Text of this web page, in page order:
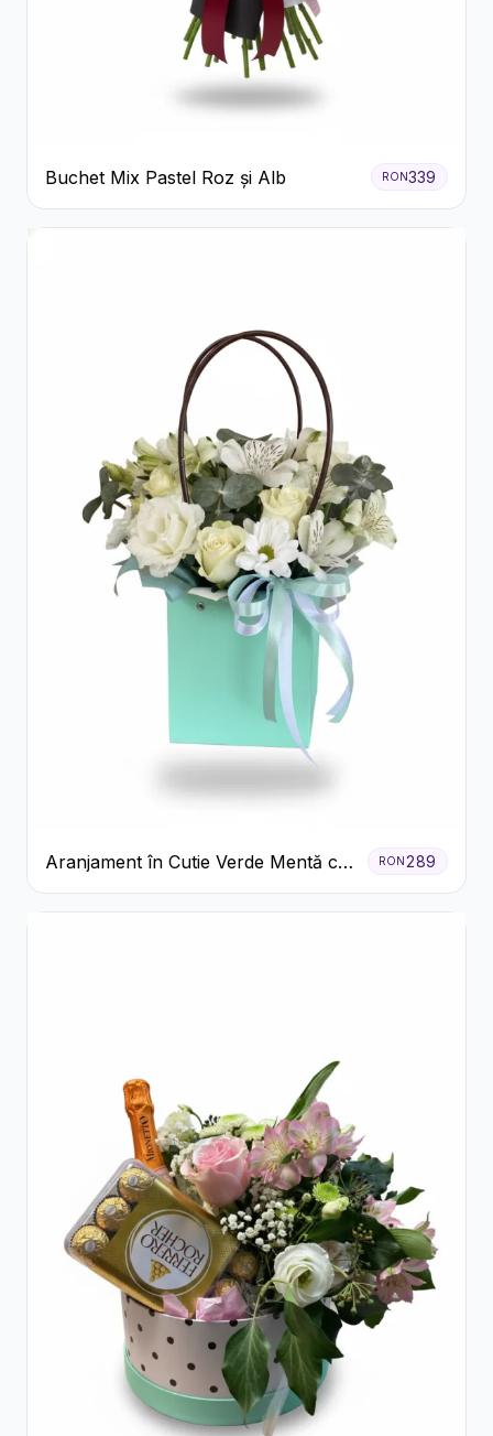
Buchet Mix Pastel Roz și Alb RON339
Aranjament în Cutie Verde Mentă cu
Trandafiri și Alstroemeria
RON 289